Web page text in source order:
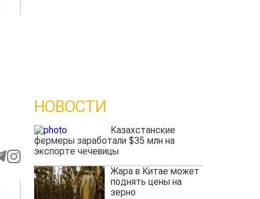
НОВОСТИ
Казахстанские
фермеры заработали $35 млн на
экспорте чечевицы
Жара в Китае может
поднять цены на
зерно